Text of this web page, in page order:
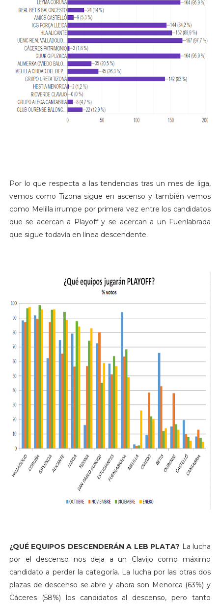
Por lo que respecta a las tendencias tras un mes de liga,
vemos como Tizona sigue en ascenso y también vemos
como Melilla irrumpe por primera vez entre los candidatos
que se acercan a Playoff y se acercan a un Fuenlabrada
que sigue todavía en línea descendente.
¿QUÉ EQUIPOS DESCENDERÁN A LEB PLATA? La lucha
por el descenso nos deja a un Clavijo como máximo
candidato a perder la categoría. La lucha por las otras dos
plazas de descenso se abre y ahora son Menorca (63%) y
Cáceres (58%) los candidatos al descenso, pero tanto